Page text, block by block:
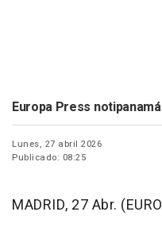
Europa Press notipanamá
Lunes, 27 abril 2026
Publicado: 08:25
MADRID, 27 Abr.